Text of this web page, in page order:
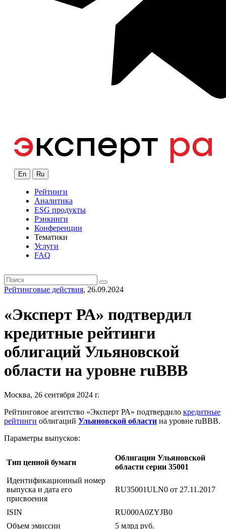
En Ru
Рейтинги
Аналитика
ESG продукты
Рэнкинги
Конференции
Тематики
Услуги
FAQ
Рейтинговые действия, 26.09.2024
«Эксперт РА» подтвердил
кредитные рейтинги
облигаций Ульяновской
области на уровне ruBBB
Москва, 26 сентября 2024 г.
Рейтинговое агентство «Эксперт РА» подтвердило кредитные
рейтинги облигаций Ульяновской области на уровне ruBBB.
Параметры выпусков:
Тип ценной бумаги
Облигации Ульяновской
области серии 35001
Идентификационный номер
выпуска и дата его
присвоения
RU35001ULN0 от 27.11.2017
ISIN
RU000A0ZYJB0
Объем эмиссии
5 млрд руб.